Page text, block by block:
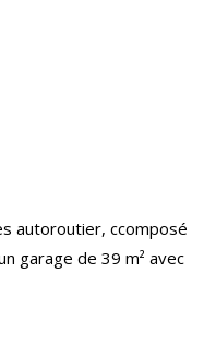
autoroutier, ccomposé
garage de 39 m² avec